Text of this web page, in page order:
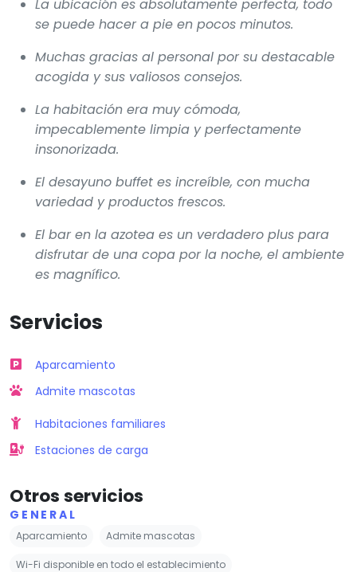
La ubicación es absolutamente perfecta, todo
se puede hacer a pie en pocos minutos.
Muchas gracias al personal por su destacable
acogida y sus valiosos consejos.
La habitación era muy cómoda,
impecablemente limpia y perfectamente
insonorizada.
El desayuno buffet es increíble, con mucha
variedad y productos frescos.
El bar en la azotea es un verdadero plus para
disfrutar de una copa por la noche, el ambiente
es magnífico.
Servicios
Aparcamiento
Admite mascotas
Habitaciones familiares
Estaciones de carga
Otros servicios
GENERAL
Aparcamiento Admite mascotas
Wi-Fi disponible en todo el establecimiento